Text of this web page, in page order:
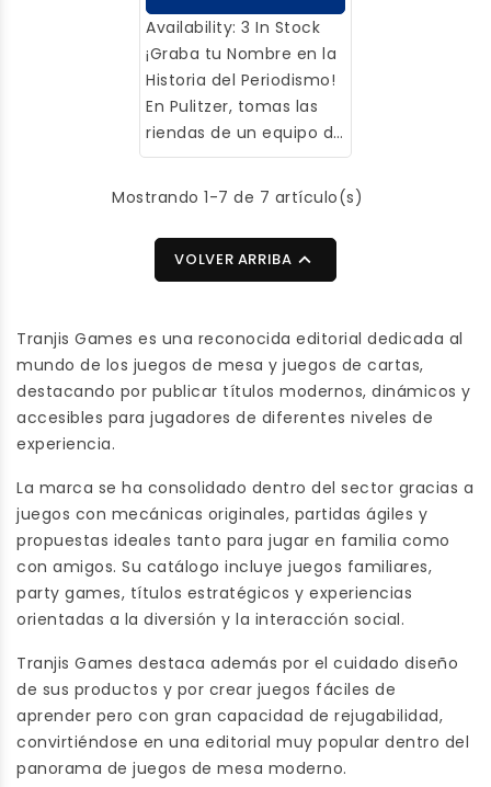
Availability: 3 In Stock
¡Graba tu Nombre en la
Historia del Periodismo!
En Pulitzer, tomas las
riendas de un equipo de
periodistas de
inmerso en eventos
como Vietnam y
del periódico y obtener
los recursos para
completar la
investigación del gran
Pulitzer y grabar tu
nombre en la historia
para siempre.
Mostrando 1-7 de 7 artículo(s)
VOLVER ARRIBA 
Tranjis Games es una reconocida editorial dedicada al
mundo de los juegos de mesa y juegos de cartas,
destacando por publicar títulos modernos, dinámicos y
accesibles para jugadores de diferentes niveles de
experiencia.
La marca se ha consolidado dentro del sector gracias a
juegos con mecánicas originales, partidas ágiles y
propuestas ideales tanto para jugar en familia como
con amigos. Su catálogo incluye juegos familiares,
party games, títulos estratégicos y experiencias
orientadas a la diversión y la interacción social.
Tranjis Games destaca además por el cuidado diseño
de sus productos y por crear juegos fáciles de
aprender pero con gran capacidad de rejugabilidad,
convirtiéndose en una editorial muy popular dentro del
panorama de juegos de mesa moderno.